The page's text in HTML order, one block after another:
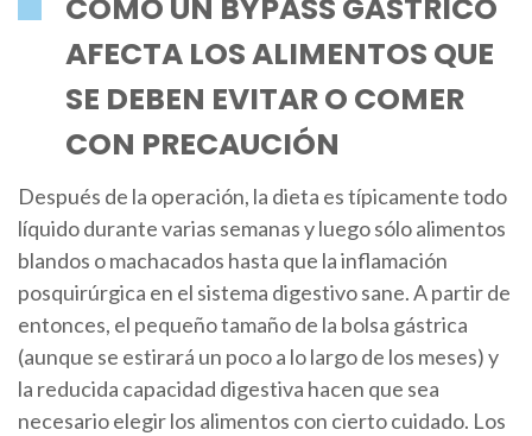
CÓMO UN BYPASS GÁSTRICO
AFECTA LOS ALIMENTOS QUE
SE DEBEN EVITAR O COMER
CON PRECAUCIÓN
Después de la operación, la dieta es típicamente todo
líquido durante varias semanas y luego sólo alimentos
blandos o machacados hasta que la inflamación
posquirúrgica en el sistema digestivo sane. A partir de
entonces, el pequeño tamaño de la bolsa gástrica
(aunque se estirará un poco a lo largo de los meses) y
la reducida capacidad digestiva hacen que sea
necesario elegir los alimentos con cierto cuidado. Los